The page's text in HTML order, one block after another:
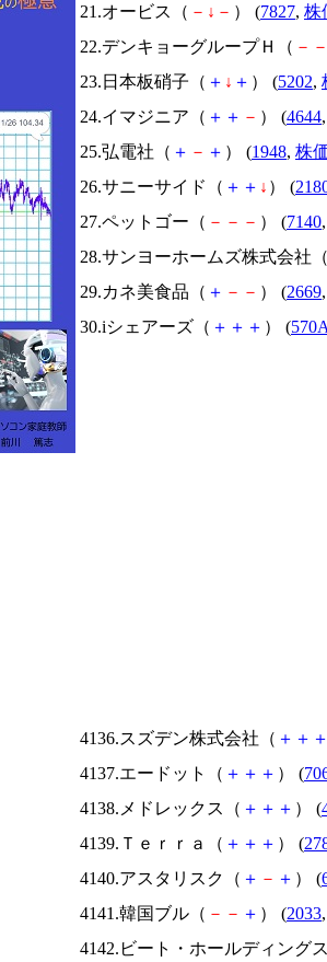
21.オービス（ － ↓ － ） (7827, 株
22.デンキョーグループＨ（ － －
23.日本板硝子（ ＋ ↓ ＋ ） (5202,
24.イマジニア（ ＋ ＋ － ） (4644,
25.弘電社（ ＋ － ＋ ） (1948, 株
26.サニーサイド（ ＋ ＋ ↓ ） (
27.ペットゴー（ － － － ） (7140,
28.サンヨーホームズ株式会社（
29.カネ美食品（ ＋ － － ） (2669,
30.iシェアーズ（ ＋ ＋ ＋ ） (570A
4136.スズデン株式会社（ ＋ ＋ ＋
4137.エードット（ ＋ ＋ ＋ ） (
4138.メドレックス（ ＋ ＋ ＋ ） (
4139.Ｔｅｒｒａ（ ＋ ＋ ＋ ） (
4140.アスタリスク（ ＋ － ＋ ） (
4141.韓国ブル（ － － ＋ ） (2033,
4142.ビート・ホールディング